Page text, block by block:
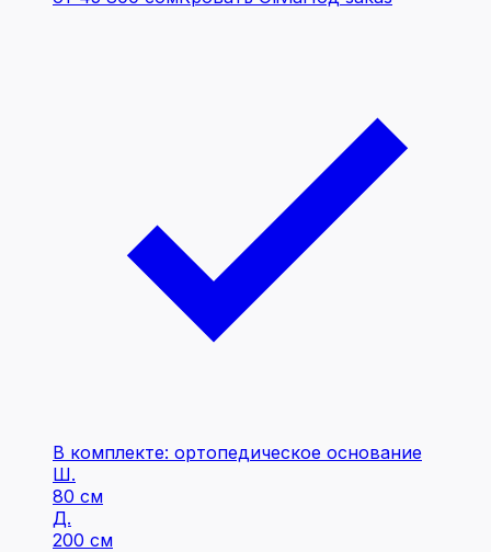
В комплекте: ортопедическое основание
Ш.
80 см
Д.
200 см